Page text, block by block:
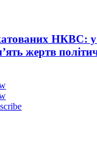
НКВС:
жертв